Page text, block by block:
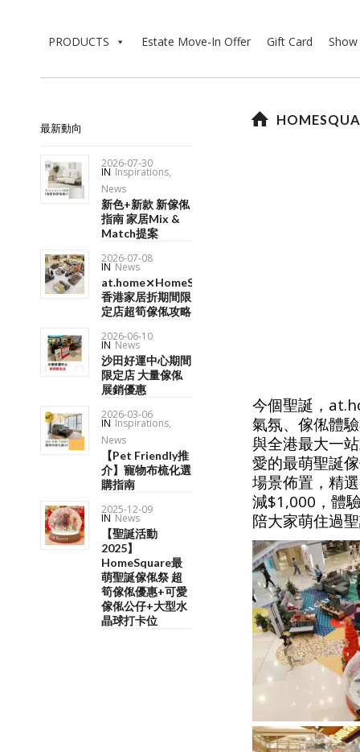
PRODUCTS Estate Move-In Offer Gift Card
最新動向
2026-07-30
IN Inspirations,
News
新色+新款 新傢俬
指南 家居Mix &
Match提案
2026-07-08
IN News
at.home⨯HomeSquare
香港家居折期間限
定店超筍傢俬攻略
2026-06-10
IN News
沙田好運中心期間
限定店 大量傢俬
展銷優惠
2026-03-06
IN Inspirations,
News
【Pet Friendly推
介】寵物布梳化選
購指南
2025-12-09
IN News
【聖誕活動
2025】
HomeSquare最
萌聖誕傢俬祭 超
筍傢俬優惠+可愛
傢俬公仔+大型水
晶球打卡位
今個聖誕，
氣氛、傢俬體
與全港最大一
愛的最萌聖誕
場景佈置，精
減$1,000，體
陪大家萌住過